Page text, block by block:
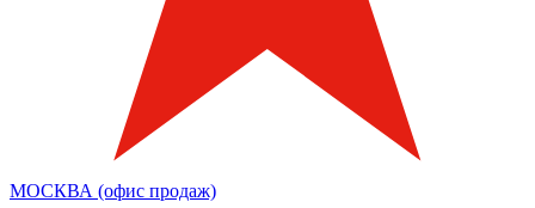
МОСКВА (офис продаж)